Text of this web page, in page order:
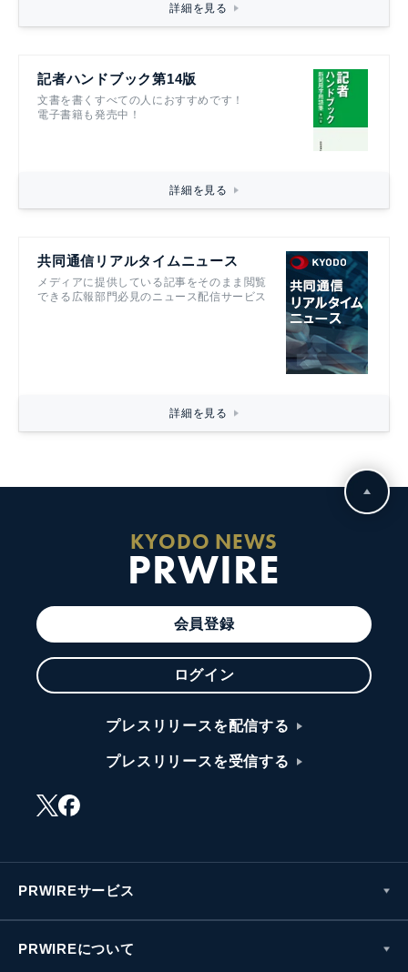
詳細を見る
記者ハンドブック第14版
文書を書くすべての人におすすめです！
電子書籍も発売中！
詳細を見る
共同通信リアルタイムニュース
メディアに提供している記事をそのまま閲覧
できる広報部門必見のニュース配信サービス
詳細を見る
KYODO NEWS
PRWIRE
会員登録
ログイン
プレスリリースを配信する
プレスリリースを受信する
PRWIREサービス
PRWIREについて